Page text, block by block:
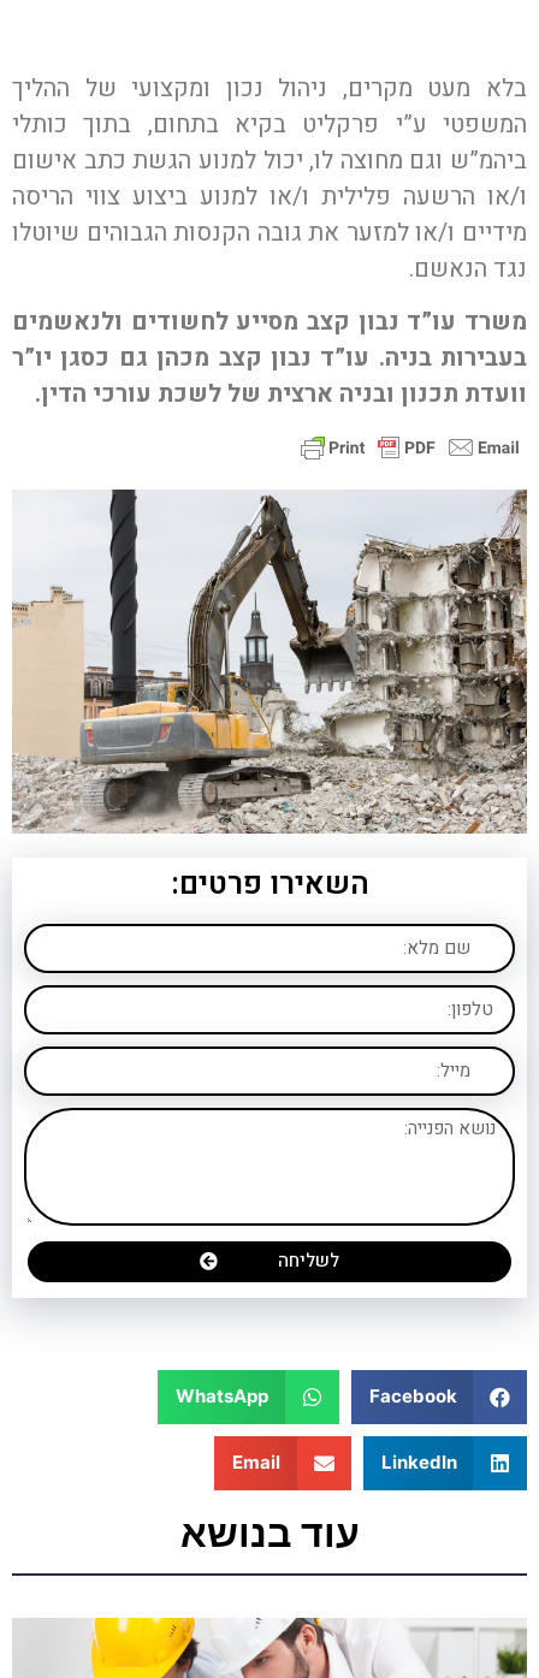
בלא מעט מקרים, ניהול נכון ומקצועי של ההליך
המשפטי ע”י פרקליט בקיא בתחום, בתוך כותלי
ביהמ”ש וגם מחוצה לו, יכול למנוע הגשת כתב אישום
ו/או הרשעה פלילית ו/או למנוע ביצוע צווי הריסה
מידיים ו/או למזער את גובה הקנסות הגבוהים שיוטלו
נגד הנאשם.
משרד עו”ד נבון קצב מסייע לחשודים ולנאשמים
בעבירות בניה. עו”ד נבון קצב מכהן גם כסגן יו”ר
וועדת תכנון ובניה ארצית של לשכת עורכי הדין.
השאירו פרטים:
לשליחה
Facebook
WhatsApp
LinkedIn
Email
עוד בנושא